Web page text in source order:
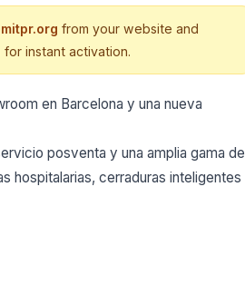
from your website and
for instant activation.
en Barcelona y una nueva
posventa y una amplia gama de
hospitalarias, cerraduras inteligentes